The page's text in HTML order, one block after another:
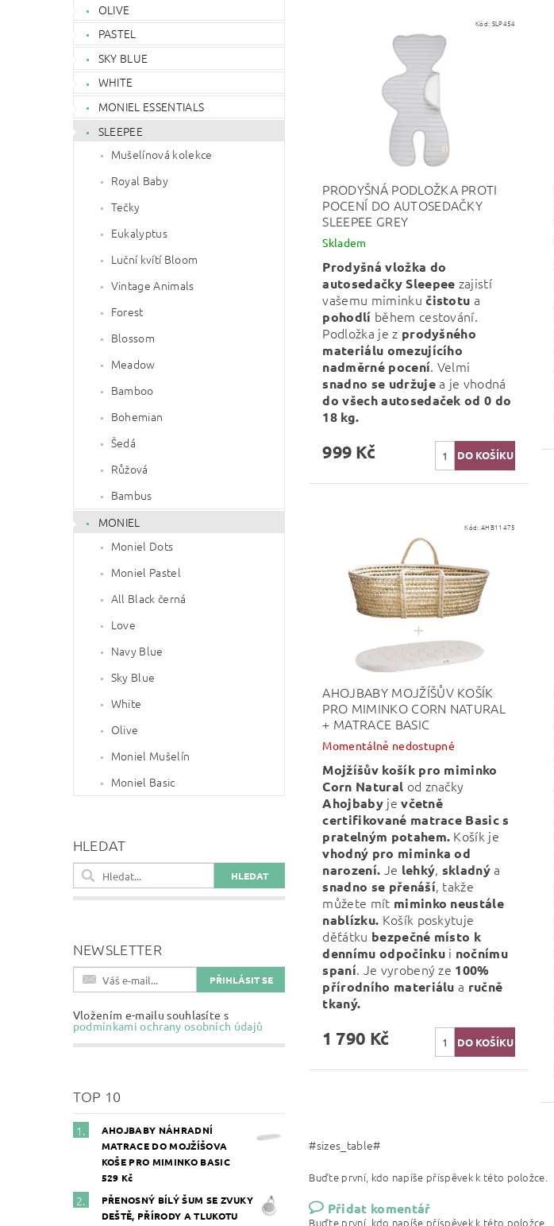
OLIVE
PASTEL
SKY BLUE
WHITE
MONIEL ESSENTIALS
SLEEPEE
Mušelínová kolekce
Royal Baby
Tečky
Eukalyptus
Luční kvítí Bloom
Vintage Animals
Forest
Blossom
Meadow
Bamboo
Bohemian
Šedá
Růžová
Bambus
MONIEL
Moniel Dots
Moniel Pastel
All Black černá
Love
Navy Blue
Sky Blue
White
Olive
Moniel Mušelín
Moniel Basic
HLEDAT
NEWSLETTER
Vložením e-mailu souhlasíte s
podmínkami ochrany osobních údajů
TOP 10
AHOJBABY NÁHRADNÍ
MATRACE DO MOJŽÍŠOVA
KOŠE PRO MIMINKO BASIC
529 Kč
PŘENOSNÝ BÍLÝ ŠUM SE ZVUKY
DEŠTĚ, PŘÍRODY A TLUKOTU
Kód: SLP454
PRODYŠNÁ PODLOŽKA PROTI
POCENÍ DO AUTOSEDAČKY
SLEEPEE GREY
Skladem
Prodyšná vložka do
autosedačky Sleepee zajistí
vašemu miminkučistotu a
pohodlí během cestování.
Podložka je z prodyšného
materiálu omezujícího
nadměrné pocení. Velmi
snadno se udržujea je vhodná
do všech autosedaček od 0 do
18 kg.
999 Kč
Kód: AHB11475
AHOJBABY MOJŽÍŠŮV KOŠÍK
PRO MIMINKO CORN NATURAL
+ MATRACE BASIC
Momentálně nedostupné
Mojžíšův košík pro miminko
Corn Natural od značky
Ahojbabyjevčetně
certifikované matrace Basic s
pratelným potahem. Košík je
vhodný pro miminka od
narození. Je lehký, skladnýa
snadno se přenáší, takže
můžete mít miminko neustále
nablízku. Košík poskytuje
děťátku bezpečné místo k
dennímu odpočinkui nočnímu
spaní. Je vyrobený ze 100%
přírodního materiálu a ručně
tkaný.
1 790 Kč
#sizes_table#
Buďte první, kdo napíše příspěvek k této položce.
Přidat komentář
Buďte první, kdo napíše příspěvek k této položce.